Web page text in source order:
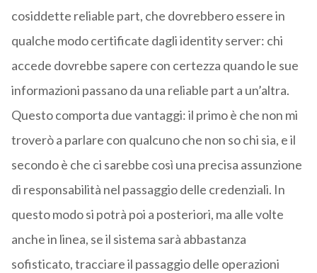
cosiddette reliable part, che dovrebbero essere in
qualche modo certificate dagli identity server: chi
accede dovrebbe sapere con certezza quando le sue
informazioni passano da una reliable part a un’altra.
Questo comporta due vantaggi: il primo è che non mi
troverò a parlare con qualcuno che non so chi sia, e il
secondo è che ci sarebbe così una precisa assunzione
di responsabilità nel passaggio delle credenziali. In
questo modo si potrà poi a posteriori, ma alle volte
anche in linea, se il sistema sarà abbastanza
sofisticato, tracciare il passaggio delle operazioni